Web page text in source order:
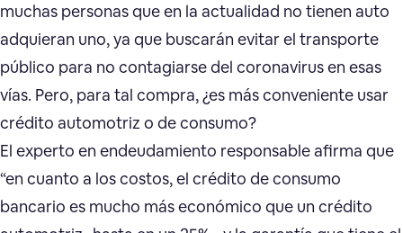
muchas personas que en la actualidad no tienen auto
adquieran uno, ya que buscarán evitar el transporte
público para no contagiarse del coronavirus en esas
vías. Pero, para tal compra, ¿es más conveniente usar
crédito automotriz o de consumo?
El experto en endeudamiento responsable afirma que
“en cuanto a los costos, el crédito de consumo
bancario es mucho más económico que un crédito